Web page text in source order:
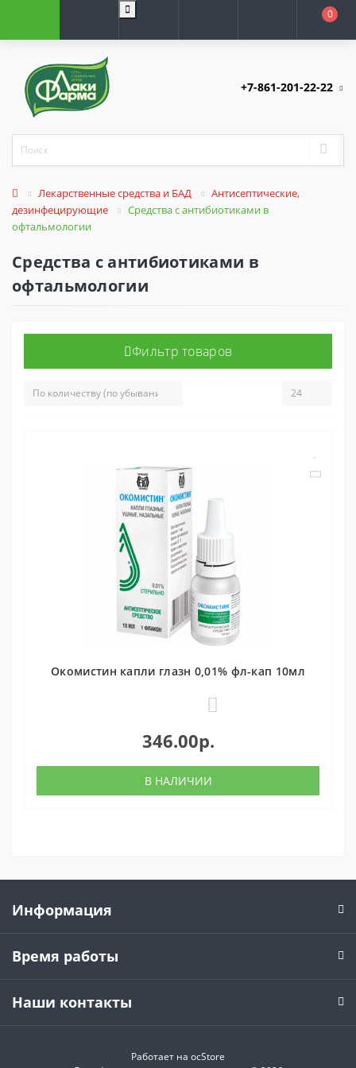
0
+7-861-201-22-22
Лекарственные средства и БАД
Антисептические,
дезинфецирующие
Средства с антибиотиками в
офтальмологии
Средства с антибиотиками в
офтальмологии
Фильтр товаров
Окомистин капли глазн 0,01% фл-кап 10мл
346.00р.
В НАЛИЧИИ
Информация
Время работы
Наши контакты
Работает на ocStore